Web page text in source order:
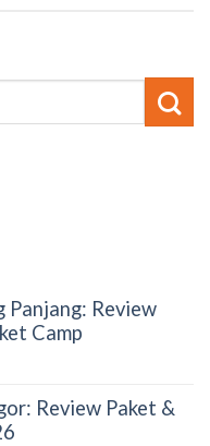
Panjang: Review
Camp
Review Paket &